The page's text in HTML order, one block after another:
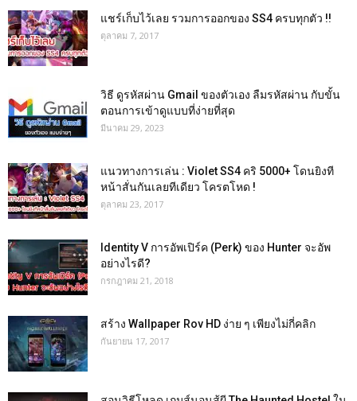
แชร์เก็บไว้เลย รวมการออกของ SS4 ครบทุกตัว !!
ตุลาคม 7, 2017
วิธี ดูรหัสผ่าน Gmail ของตัวเอง ลืมรหัสผ่าน กับขั้น
ตอนการเข้าดูแบบที่ง่ายที่สุด
มีนาคม 29, 2023
แนวทางการเล่น : Violet SS4 คริ 5000+ โดนยิงที
หน้าสั่นกันเลยทีเดียว โครตโหด !
ตุลาคม 23, 2017
Identity V การอัพเปิร์ค (Perk) ของ Hunter จะอัพ
อย่างไรดี?
กรกฎาคม 21, 2018
สร้าง Wallpaper Rov HD ง่าย ๆ เพียงไม่กี่คลิก
กันยายน 17, 2017